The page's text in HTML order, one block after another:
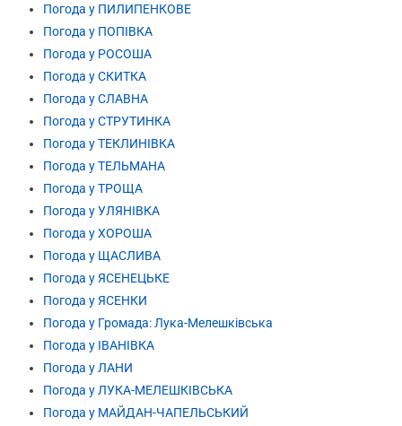
Погода у ПИЛИПЕНКОВЕ
Погода у ПОПІВКА
Погода у РОСОША
Погода у СКИТКА
Погода у СЛАВНА
Погода у СТРУТИНКА
Погода у ТЕКЛИНІВКА
Погода у ТЕЛЬМАНА
Погода у ТРОЩА
Погода у УЛЯНІВКА
Погода у ХОРОША
Погода у ЩАСЛИВА
Погода у ЯСЕНЕЦЬКЕ
Погода у ЯСЕНКИ
Погода у Громада: Лука-Мелешківська
Погода у ІВАНІВКА
Погода у ЛАНИ
Погода у ЛУКА-МЕЛЕШКІВСЬКА
Погода у МАЙДАН-ЧАПЕЛЬСЬКИЙ